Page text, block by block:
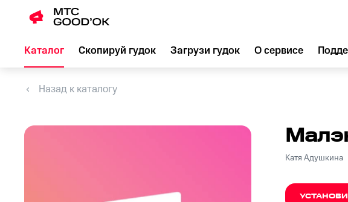
Каталог Скопируй гудок Загрузи гудок О сервисе
Назад к каталогу
Катя Адушкина